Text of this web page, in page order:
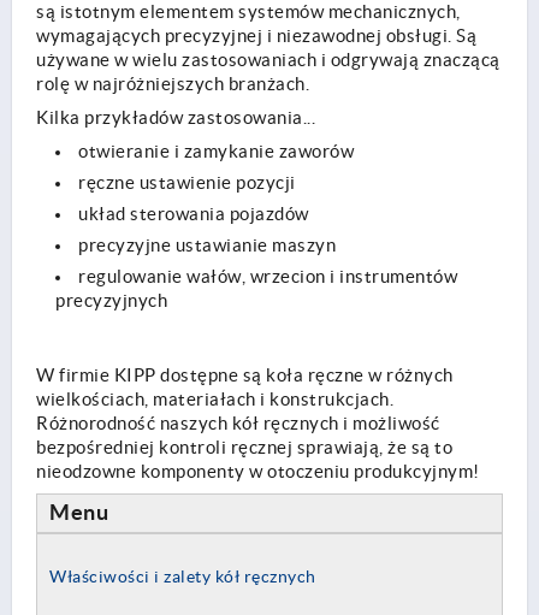
są istotnym elementem systemów mechanicznych,
wymagających precyzyjnej i niezawodnej obsługi. Są
używane w wielu zastosowaniach i odgrywają znaczącą
rolę w najróżniejszych branżach.
Kilka przykładów zastosowania...
otwieranie i zamykanie zaworów
ręczne ustawienie pozycji
układ sterowania pojazdów
precyzyjne ustawianie maszyn
regulowanie wałów, wrzecion i instrumentów
precyzyjnych
W firmie KIPP dostępne są koła ręczne w różnych
wielkościach, materiałach i konstrukcjach.
Różnorodność naszych kół ręcznych i możliwość
bezpośredniej kontroli ręcznej sprawiają, że są to
nieodzowne komponenty w otoczeniu produkcyjnym!
Menu
Właściwości i zalety kół ręcznych